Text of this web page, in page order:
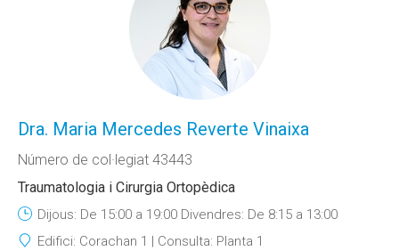
Dra. Maria Mercedes Reverte Vinaixa
Número de col·legiat 43443
Traumatologia i Cirurgia Ortopèdica
Dijous: De 15:00 a 19:00 Divendres: De 8:15 a 13:00
Edifici: Corachan 1 Consulta: Planta 1